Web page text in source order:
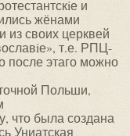
и
жёнами
из своих церквей
т.е. РПЦ-
после этаго можно
Польши,
что была создана
Униатская